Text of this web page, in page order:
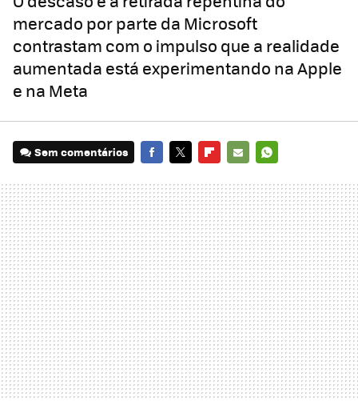
mercado por parte da Microsoft
contrastam com o impulso que a realidade
aumentada está experimentando na Apple
e na Meta
Sem comentários
MAIL